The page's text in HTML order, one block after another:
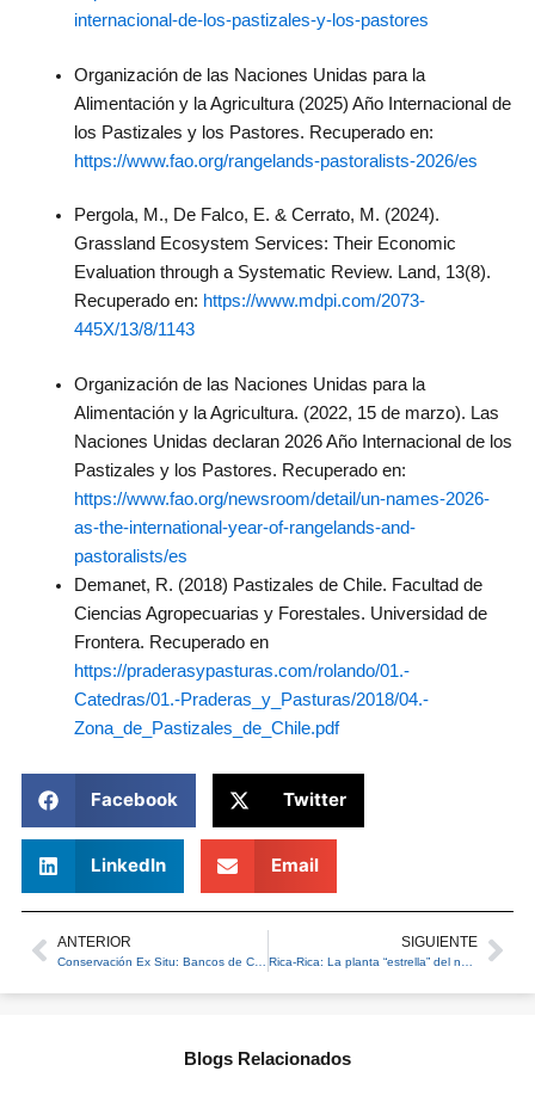
internacional-de-los-pastizales-y-los-pastores
Organización de las Naciones Unidas para la
Alimentación y la Agricultura (2025) Año Internacional de
los Pastizales y los Pastores. Recuperado en:
https://www.fao.org/rangelands-pastoralists-2026/es
Pergola, M., De Falco, E. & Cerrato, M. (2024).
Grassland Ecosystem Services: Their Economic
Evaluation through a Systematic Review. Land, 13(8).
Recuperado en: https://www.mdpi.com/2073-
445X/13/8/1143
Organización de las Naciones Unidas para la
Alimentación y la Agricultura. (2022, 15 de marzo). Las
Naciones Unidas declaran 2026 Año Internacional de los
Pastizales y los Pastores. Recuperado en:
https://www.fao.org/newsroom/detail/un-names-2026-
as-the-international-year-of-rangelands-and-
pastoralists/es
Demanet, R. (2018) Pastizales de Chile. Facultad de
Ciencias Agropecuarias y Forestales. Universidad de
Frontera. Recuperado en
https://praderasypasturas.com/rolando/01.-
Catedras/01.-Praderas_y_Pasturas/2018/04.-
Zona_de_Pastizales_de_Chile.pdf
Facebook Twitter
LinkedIn Email
Prev
ANTERIOR
Conservación Ex Situ: Bancos de Conservación de Biodiversidad
SIGUIENTE
Blogs Relacionados